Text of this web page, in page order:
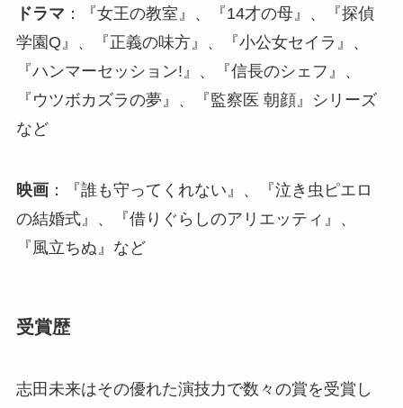
ドラマ ：『女王の教室』、『14才の母』、『探偵
学園Q』、『正義の味方』、『小公女セイラ』、
『ハンマーセッション!』、『信長のシェフ』、
『ウツボカズラの夢』、『監察医 朝顔』シリーズ
など
映画：『誰も守ってくれない』、『泣き虫ピエロ
の結婚式』、『借りぐらしのアリエッティ』、
『風立ちぬ』など
受賞歴
志田未来はその優れた演技力で数々の賞を受賞し